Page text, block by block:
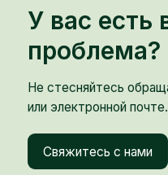
У вас есть
проблема?
Не стесняйтесь
или электронной почте.
Свяжитесь с нами